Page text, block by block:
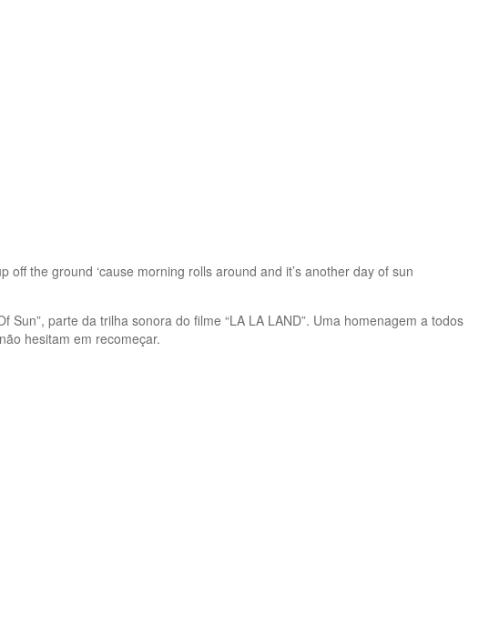
the ground ‘cause morning rolls around and it’s another day of sun
parte da trilha sonora do filme “LA LA LAND”. Uma homenagem a todos
hesitam em recomeçar.